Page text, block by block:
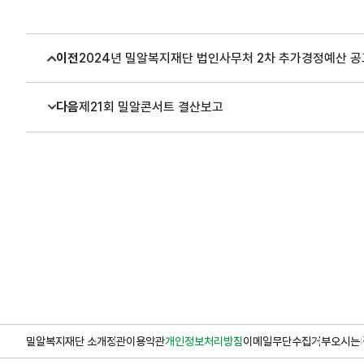
이전2024년 밀알복지재단 법인사무처 2차 추가경정예산 공
다음제21회 밀알콘서트 결산보고
밀알복지재단 소개정관이용약관개인정보처리방침이메일무단수집거부오시는